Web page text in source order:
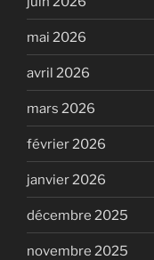
mai 2026
avril 2026
mars 2026
février 2026
janvier 2026
décembre 2025
novembre 2025